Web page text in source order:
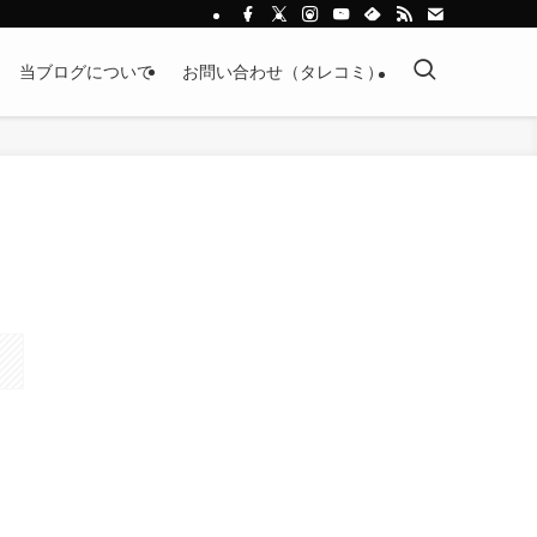
当ブログについて お問い合わせ（タレコミ）